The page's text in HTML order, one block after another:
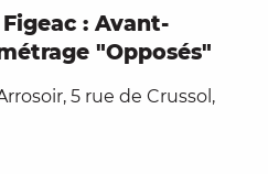
: Avant-
"Opposés"
5 rue de Crussol,